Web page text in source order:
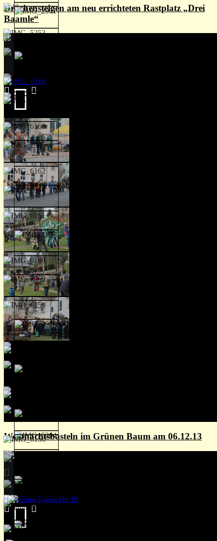
Drachensteigen am neu errichteten Rastplatz „Drei
Baamle“
Weihnachtsbasteln im Grünen Baum am 06.12.13